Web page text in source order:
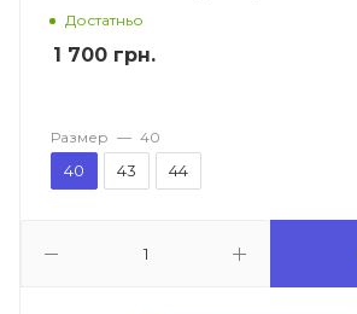
Достатньо
1 700 грн.
Размер — 40
40 43 44